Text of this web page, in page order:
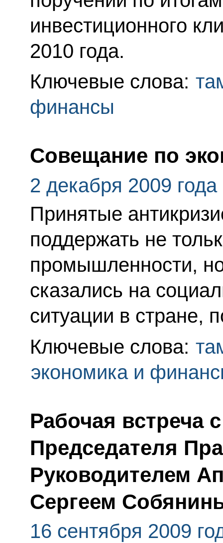
инвестиционного
2010 года.
Ключевые слова:
финансы
Совещание по
2 декабря 2009 года
Принятые
поддержать не
промышленности,
сказались на
ситуации в стране,
Ключевые слова:
экономика и
Рабочая встреча
Председателя
Руководителем
Сергеем
16 сентября 2009